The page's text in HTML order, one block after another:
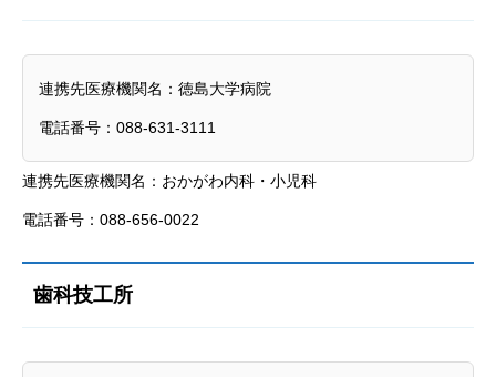
連携先医療機関名：徳島大学病院
電話番号：088-631-3111
連携先医療機関名：おかがわ内科・小児科
電話番号：088-656-0022
歯科技工所